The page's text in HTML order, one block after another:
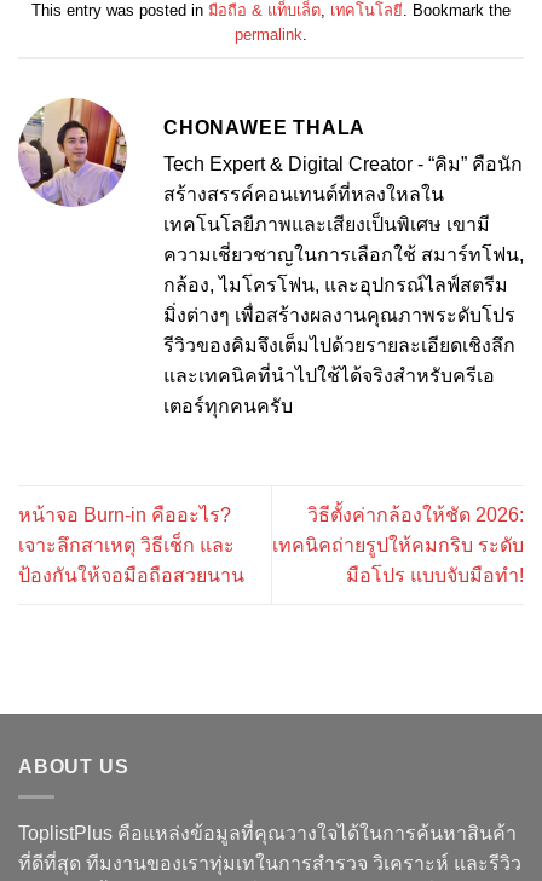
This entry was posted in มือถือ & แท็บเล็ต, เทคโนโลยี. Bookmark the
permalink.
CHONAWEE THALA
Tech Expert & Digital Creator - “คิม” คือนัก
สร้างสรรค์คอนเทนต์ที่หลงใหลใน
เทคโนโลยีภาพและเสียงเป็นพิเศษ เขามี
ความเชี่ยวชาญในการเลือกใช้ สมาร์ทโฟน,
กล้อง, ไมโครโฟน, และอุปกรณ์ไลฟ์สตรีม
มิ่งต่างๆ เพื่อสร้างผลงานคุณภาพระดับโปร
รีวิวของคิมจึงเต็มไปด้วยรายละเอียดเชิงลึก
และเทคนิคที่นำไปใช้ได้จริงสำหรับครีเอ
เตอร์ทุกคนครับ
หน้าจอ Burn-in คืออะไร?
เจาะลึกสาเหตุ วิธีเช็ก และ
ป้องกันให้จอมือถือสวยนาน
วิธีตั้งค่ากล้องให้ชัด 2026:
เทคนิคถ่ายรูปให้คมกริบ ระดับ
มือโปร แบบจับมือทำ!
ABOUT US
ToplistPlus คือแหล่งข้อมูลที่คุณวางใจได้ในการค้นหาสินค้า
ที่ดีที่สุด ทีมงานของเราทุ่มเทในการสำรวจ วิเคราะห์ และรีวิว